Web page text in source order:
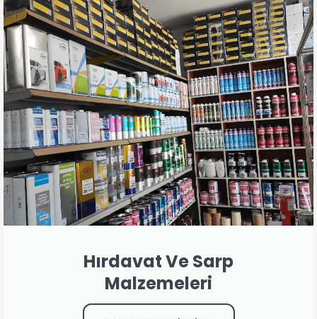
Hırdavat Ve Sarp
Malzemeleri